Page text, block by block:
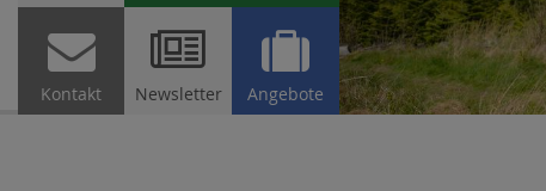

Kontakt

Newsletter

Angebote